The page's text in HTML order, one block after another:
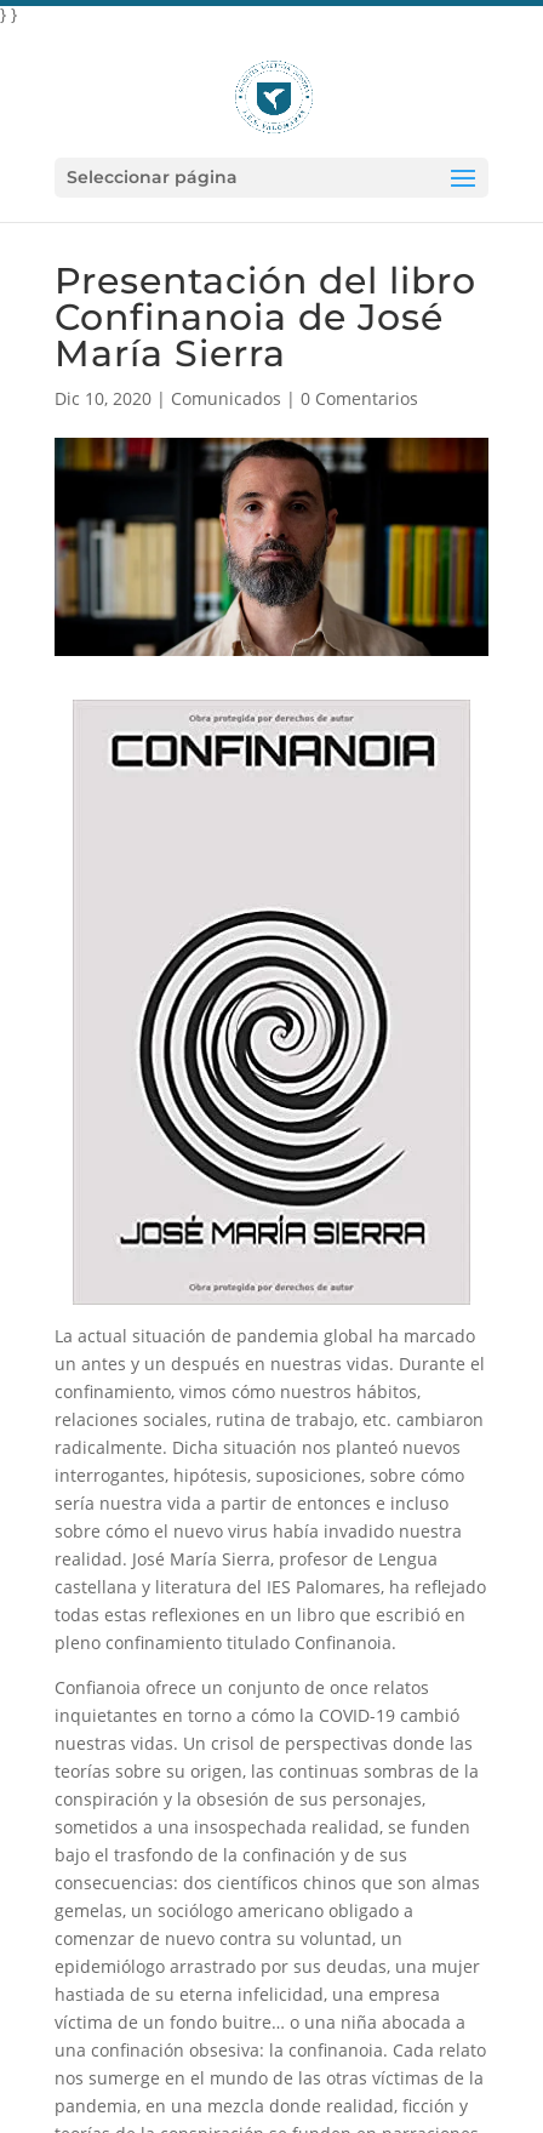
} }
Seleccionar página
Presentación del libro
Confinanoia de José
María Sierra
Dic 10, 2020| Comunicados | 0 Comentarios
La actual situación de pandemia global ha marcado
un antes y un después en nuestras vidas. Durante el
confinamiento, vimos cómo nuestros hábitos,
relaciones sociales, rutina de trabajo, etc. cambiaron
radicalmente. Dicha situación nos planteó nuevos
interrogantes, hipótesis, suposiciones, sobre cómo
sería nuestra vida a partir de entonces e incluso
sobre cómo el nuevo virus había invadido nuestra
realidad. José María Sierra, profesor de Lengua
castellana y literatura del IES Palomares, ha reflejado
todas estas reflexiones en un libro que escribió en
pleno confinamiento titulado Confinanoia.
Confianoia ofrece un conjunto de once relatos
inquietantes en torno a cómo la COVID-19 cambió
nuestras vidas. Un crisol de perspectivas donde las
teorías sobre su origen, las continuas sombras de la
conspiración y la obsesión de sus personajes,
sometidos a una insospechada realidad, se funden
bajo el trasfondo de la confinación y de sus
consecuencias: dos científicos chinos que son almas
gemelas, un sociólogo americano obligado a
comenzar de nuevo contra su voluntad, un
epidemiólogo arrastrado por sus deudas, una mujer
hastiada de su eterna infelicidad, una empresa
víctima de un fondo buitre… o una niña abocada a
una confinación obsesiva: la confinanoia. Cada relato
nos sumerge en el mundo de las otras víctimas de la
pandemia, en una mezcla donde realidad, ficción y